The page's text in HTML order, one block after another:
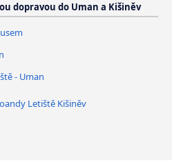
dopravou do Uman a Kišiněv
- Uman
Letiště Kišiněv